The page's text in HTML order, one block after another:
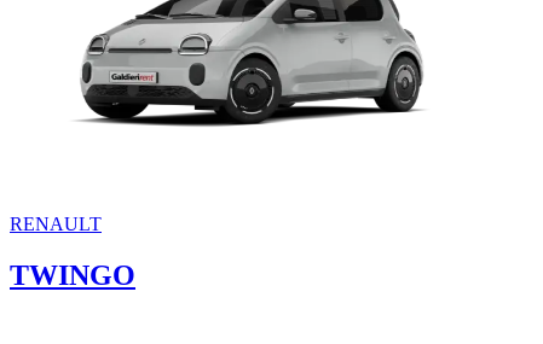
RENAULT
TWINGO